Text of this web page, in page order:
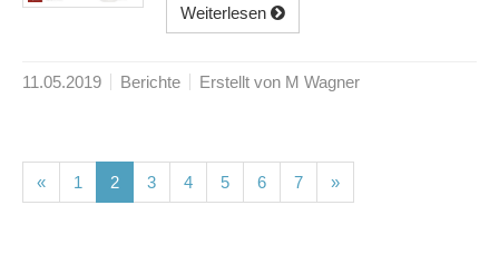
Weiterlesen
11.05.2019 Berichte Erstellt von M Wagner
« 1 (current)
2(current)
3(current)
4(current)
5(current)
6(current)
7(current)
»